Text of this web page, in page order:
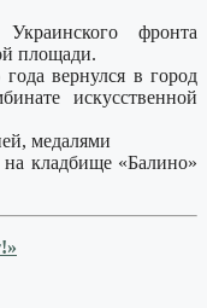
фронта
площади.
вернулся в город
искусственной
медалями
кладбище «Балино»